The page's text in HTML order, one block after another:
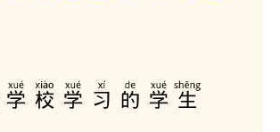
校学习的学生